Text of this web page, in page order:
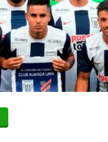
s
d
e
l
a
p
u
b